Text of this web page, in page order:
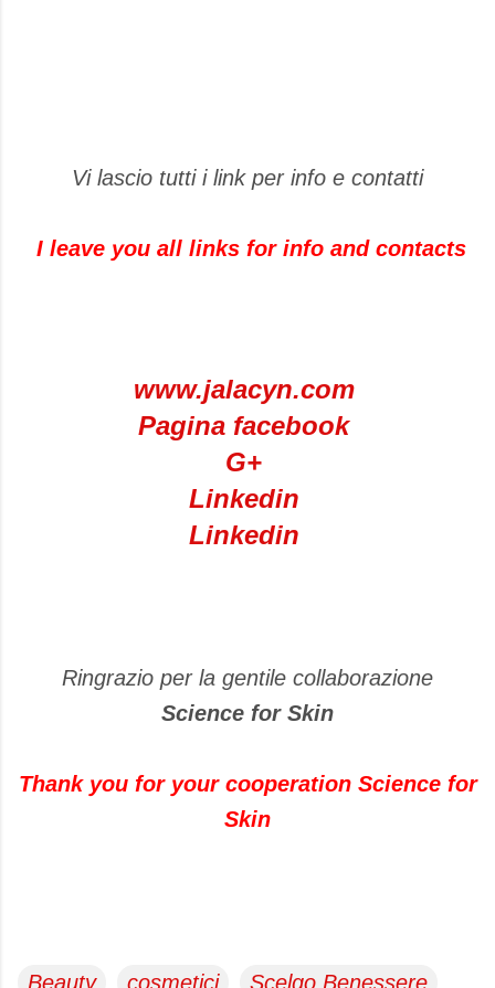
Vi lascio tutti i link per info e contatti
I leave you all links for info and contacts
www.jalacyn.com
Pagina facebook
G+
Linkedin
Linkedin
Ringrazio per la gentile collaborazione
Science for Skin
Thank you for your cooperation Science for
Skin
Beauty cosmetici Scelgo Benessere